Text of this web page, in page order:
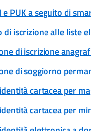
e PUK a seguito di
di iscrizione alle liste
di iscrizione
di soggiorno
cartacea per
cartacea per